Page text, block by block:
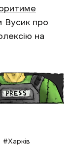
Вусик про
на
Харків